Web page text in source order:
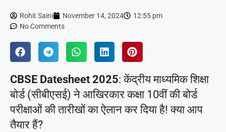
Rohit Saini November 14, 2024
12:55 pm
No Comments
CBSE Datesheet 2025: केंद्रीय माध्यमिक शिक्षा
बोर्ड (सीबीएसई) ने आखिरकार कक्षा 10वीं की बोर्ड
परीक्षाओं की तारीखों का ऐलान कर दिया है! क्या आप
तैयार हैं?